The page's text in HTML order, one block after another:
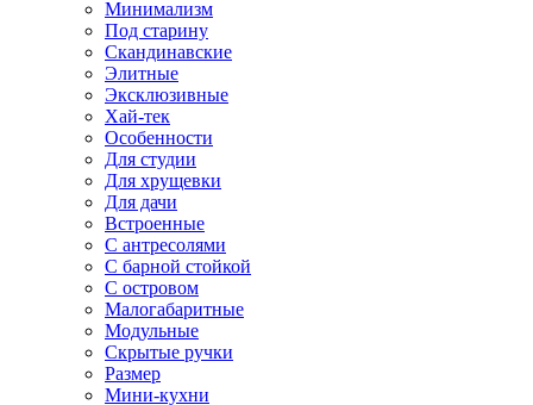
Минимализм
Под старину
Скандинавские
Элитные
Эксклюзивные
Хай-тек
Особенности
Для студии
Для хрущевки
Для дачи
Встроенные
С антресолями
С барной стойкой
С островом
Малогабаритные
Модульные
Скрытые ручки
Размер
Мини-кухни